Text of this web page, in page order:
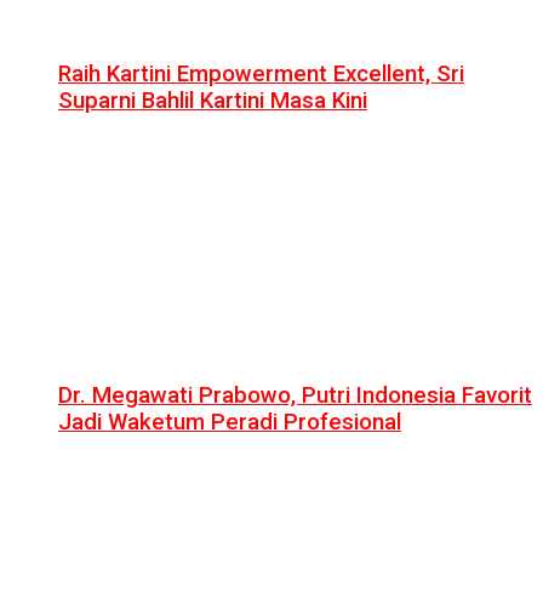
Raih Kartini Empowerment Excellent, Sri
Suparni Bahlil Kartini Masa Kini
Dr. Megawati Prabowo, Putri Indonesia Favorit
Jadi Waketum Peradi Profesional